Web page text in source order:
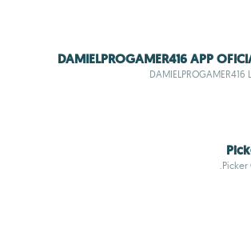
DAMIELPROGAMER416 APP
DAMIELPROGAMER416
Picker